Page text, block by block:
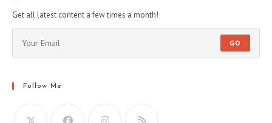
Get all latest content a few times a month!
GO
Follow Me